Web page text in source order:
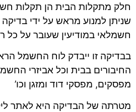
חלק מתקלות הבית הן תקלות
שניתן למנוע מראש על ידי
חשמלאי במודיעין שעובר על
בבדיקה זו ייבדק לוח החשמל
החיבורים בבית וכל אביזרי
מפסקים, מפסקי דוד ומזגן וכו’
מטרתה של הבדיקה היא לאתר